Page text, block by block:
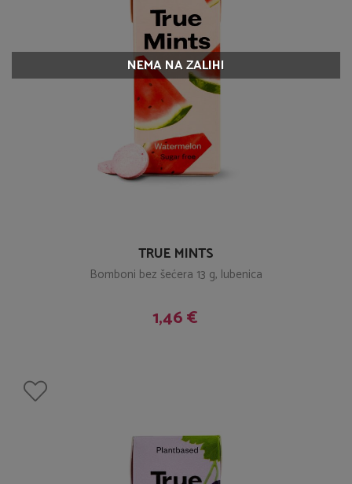
NEMA NA ZALIHI
TRUE MINTS
Bomboni bez šećera 13 g, lubenica
1,46 €